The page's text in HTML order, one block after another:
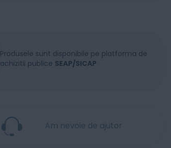
Produsele sunt disponibile pe platforma de
achizitii publice SEAP/SICAP
Am nevoie de ajutor